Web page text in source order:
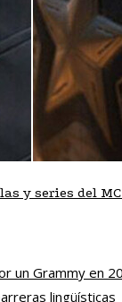
y series del